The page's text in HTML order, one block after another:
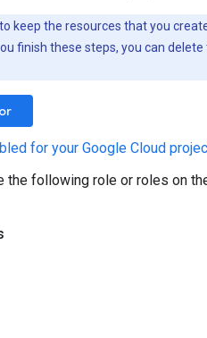
keep the resources that you
finish these steps, you can
for your Google Cloud
the following role or roles on